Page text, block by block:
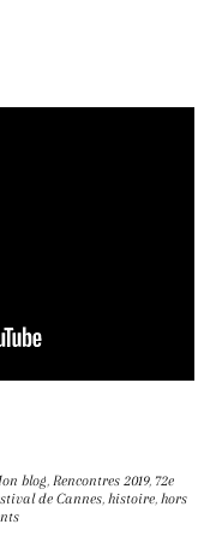
blog,Rencontres 2019,72e
de Cannes,histoire,hors